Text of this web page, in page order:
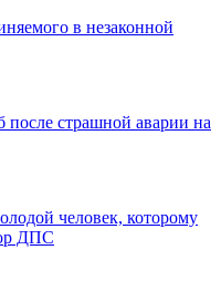
в незаконной
страшной аварии на
человек, которому
ДПС